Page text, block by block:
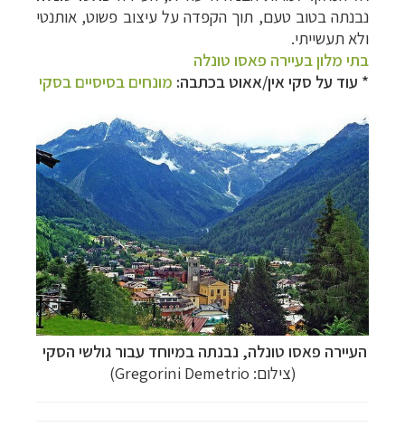
נבנתה בטוב טעם, תוך הקפדה על עיצוב פשוט, אותנטי
ולא תעשייתי.
בתי מלון בעיירה פאסו טונלה
* עוד על סקי אין/אאוט בכתבה: מונחים בסיסיים בסקי
העיירה פאסו טונלה, נבנתה במיוחד עבור גולשי הסקי
(צילום: Gregorini Demetrio)